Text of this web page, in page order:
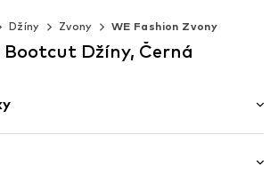
Džíny Zvony WE Fashion Zvony
Džíny, Černá